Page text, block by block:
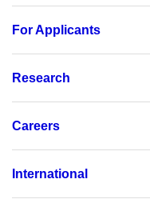
For Applicants
Research
Careers
International